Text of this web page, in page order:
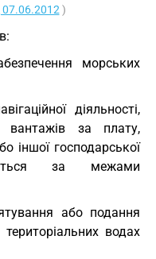
07.06.2012 )
морських
діяльності,
вантажів за плату,
іншої господарської
за межами
або подання
водах